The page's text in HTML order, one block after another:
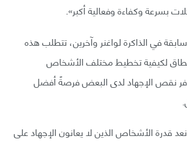
بسرعة وكفاءة وفعالية أكبر».
في الذاكرة لواغنر وآخرين، تتطلب هذه
لكيفية تخطيط مختلف الأشخاص
نقص الإجهاد لدى البعض فرصةً أفضل
قدرة الأشخاص الذين لا يعانون الإجهاد على